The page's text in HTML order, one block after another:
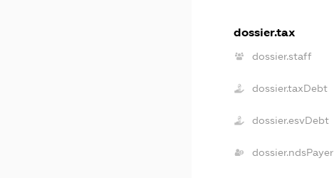
dossier.tax
dossier.staff
dossier.taxDebt
dossier.esvDebt
dossier.ndsPayer